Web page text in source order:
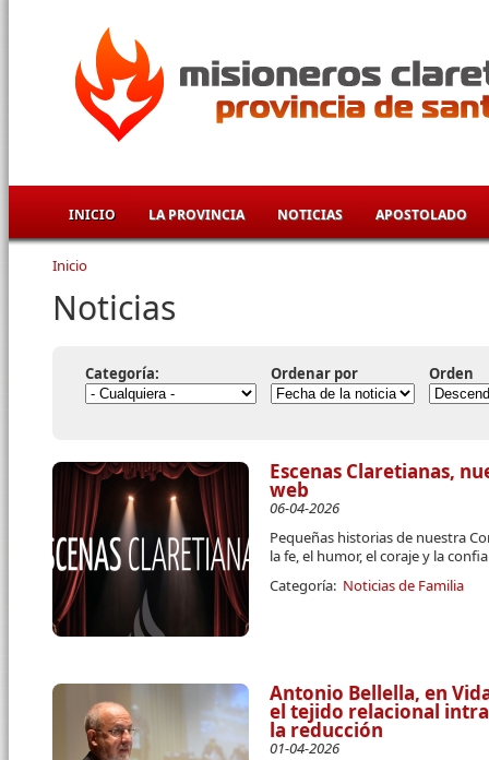
INICIO LA PROVINCIA NOTICIAS APOSTOLADO
Se encuentra usted aquí
Inicio
Noticias
Categoría: Ordenar por Orden
Escenas Claretianas,
web
06-04-2026
Pequeñas historias de nuestra
la fe, el humor, el coraje y la
Categoría: Noticias de Familia
Antonio Bellella, en
el tejido relacional
la reducción
01-04-2026